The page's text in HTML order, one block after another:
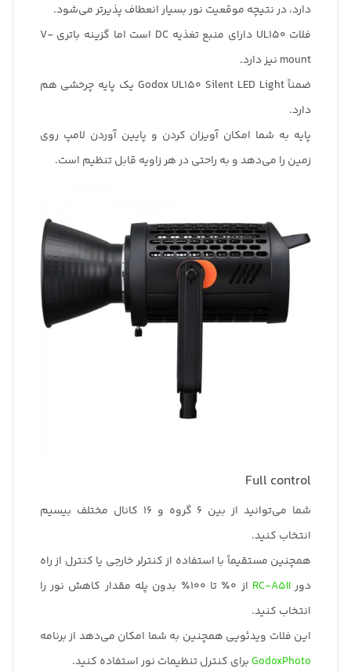
دارد، در نتیچه موقعیت نور بسیار انعطاف پذیرتر می‌شود.
فلات UL150 دارای منبع تغذیه DC است اما گزینه باتری V-
mount نیز دارد.
ضمناً Godox UL150 Silent LED Light یک پایه چرخشی هم
دارد.
پایه به شما امکان آویزان کردن و پایین آوردن لامپ روی
زمین را می‌دهد و به راحتی در هر زاویه قابل تنظیم است.
Full control
شما می‌توانید از بین 6 گروه و 16 کانال مختلف بیسیم
انتخاب کنید.
همچنین مستقیماً با استفاده از کنترلر خارجی یا کنترل از راه
دور RC-A5II
از 0٪ تا 100٪ بدون پله مقدار کاهش نور را
انتخاب کنید.
این فلات ویدئویی همچنین به شما امکان می‌دهد از برنامه
GodoxPhotoبرای کنترل تنظیمات نور استفاده کنید.